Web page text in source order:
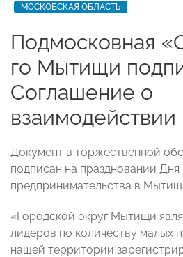
МОСКОВСКАЯ ОБЛАСТЬ
Подмосковная
го Мытищи
Соглашение о
взаимодействии
Документ в торжественной
подписан на праздновании Дня
предпринимательства в
«Городской округ Мытищи
лидеров по количеству малых
нашей территории